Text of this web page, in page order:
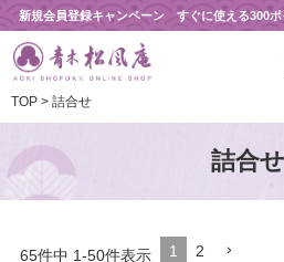
新規会員登録キャンペーン すぐに使える300ポ
TOP 詰合せ
詰合せ
65件中 1-50件表示 1 2